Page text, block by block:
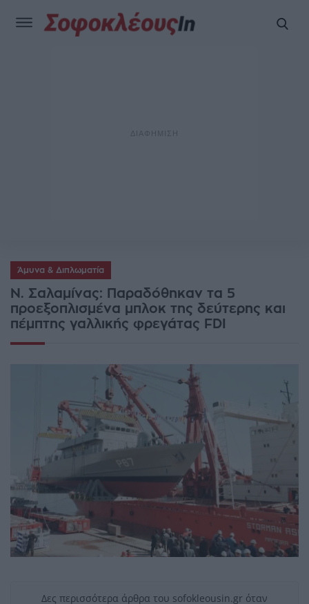
Άμυνα & Διπλωματία
Ν. Σαλαμίνας: Παραδόθηκαν τα 5
προεξοπλισμένα μπλοκ της δεύτερης και
πέμπτης γαλλικής φρεγάτας FDI
Δες περισσότερα άρθρα του sofokleousin.gr όταν